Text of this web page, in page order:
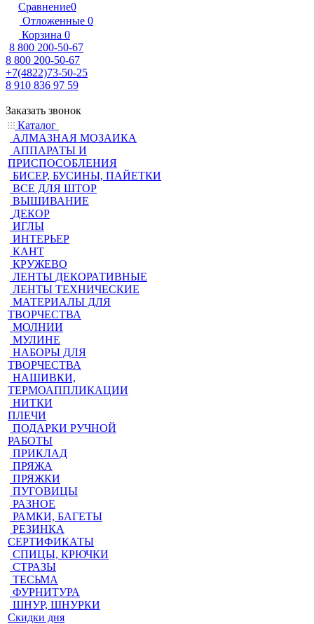
Сравнение0
Отложенные 0
Корзина 0
8 800 200-50-67
8 800 200-50-67
+7(4822)73-50-25
8 910 836 97 59
Заказать звонок
Каталог
АЛМАЗНАЯ МОЗАИКА
АППАРАТЫ И
ПРИСПОСОБЛЕНИЯ
БИСЕР, БУСИНЫ, ПАЙЕТКИ
ВСЕ ДЛЯ ШТОР
ВЫШИВАНИЕ
ДЕКОР
ИГЛЫ
ИНТЕРЬЕР
КАНТ
КРУЖЕВО
ЛЕНТЫ ДЕКОРАТИВНЫЕ
ЛЕНТЫ ТЕХНИЧЕСКИЕ
МАТЕРИАЛЫ ДЛЯ
ТВОРЧЕСТВА
МОЛНИИ
МУЛИНЕ
НАБОРЫ ДЛЯ
ТВОРЧЕСТВА
НАШИВКИ,
ТЕРМОАППЛИКАЦИИ
НИТКИ
ПЛЕЧИ
ПОДАРКИ РУЧНОЙ
РАБОТЫ
ПРИКЛАД
ПРЯЖА
ПРЯЖКИ
ПУГОВИЦЫ
РАЗНОЕ
РАМКИ, БАГЕТЫ
РЕЗИНКА
СЕРТИФИКАТЫ
СПИЦЫ, КРЮЧКИ
СТРАЗЫ
ТЕСЬМА
ФУРНИТУРА
ШНУР, ШНУРКИ
Скидки дня